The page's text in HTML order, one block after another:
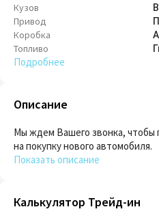
Кузов
Привод
Коробка
Топливо
Подробнее
Описание
Мы ждем Вашего звонка, чтобы
на покупку нового автомобиля.
Показать описание
Калькулятор Трейд-ин